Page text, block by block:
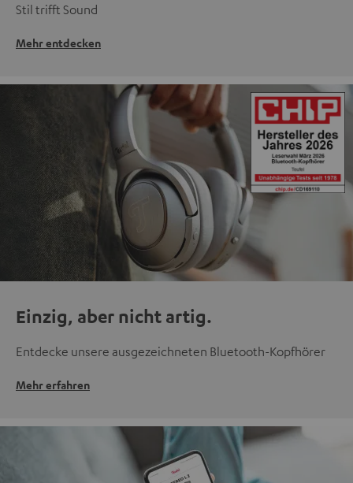
Stil trifft Sound
Mehr entdecken
Einzig, aber nicht artig.
Entdecke unsere ausgezeichneten Bluetooth-Kopfhörer
Mehr erfahren